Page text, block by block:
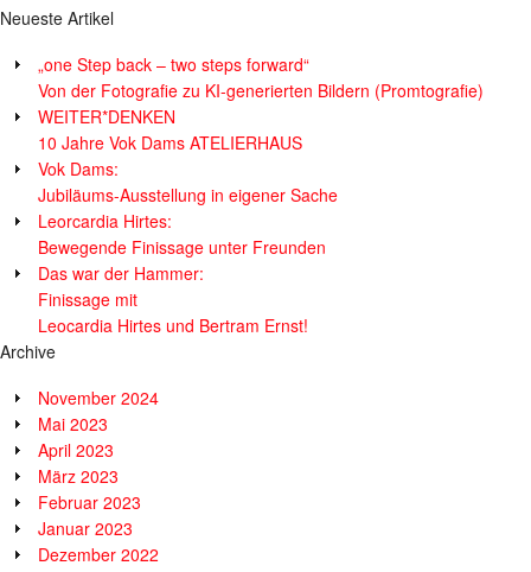
Neueste Artikel
„one Step back – two steps forward“
Von der Fotografie zu KI-generierten Bildern (Promtografie)
WEITER*DENKEN
10 Jahre Vok Dams ATELIERHAUS
Vok Dams:
Jubiläums-Ausstellung in eigener Sache
Leorcardia Hirtes:
Bewegende Finissage unter Freunden
Das war der Hammer:
Finissage mit
Leocardia Hirtes und Bertram Ernst!
Archive
November 2024
Mai 2023
April 2023
März 2023
Februar 2023
Januar 2023
Dezember 2022